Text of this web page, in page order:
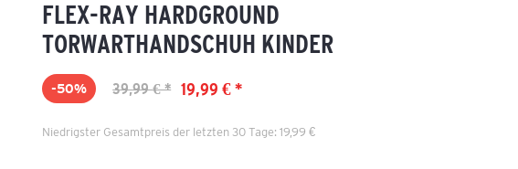
FLEX-RAY HARDGROUND
TORWARTHANDSCHUH KINDER
19,99 € *
39,99 € *
-50%
Niedrigster Gesamtpreis der letzten 30 Tage: 19,99 €